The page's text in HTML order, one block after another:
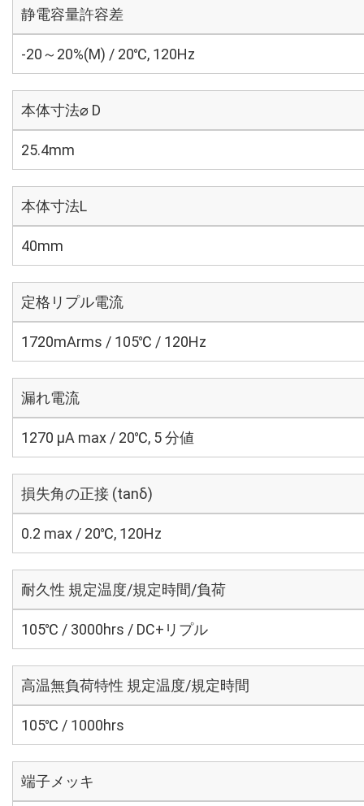
静電容量許容差
-20～20%(M) / 20℃, 120Hz
本体寸法⌀ D
25.4mm
本体寸法L
40mm
定格リプル電流
1720mArms / 105℃ / 120Hz
漏れ電流
1270 μA max / 20℃, 5 分値
損失角の正接 (tanδ)
0.2 max / 20℃, 120Hz
耐久性 規定温度/規定時間/負荷
105℃ / 3000hrs / DC+リプル
高温無負荷特性 規定温度/規定時間
105℃ / 1000hrs
端子メッキ